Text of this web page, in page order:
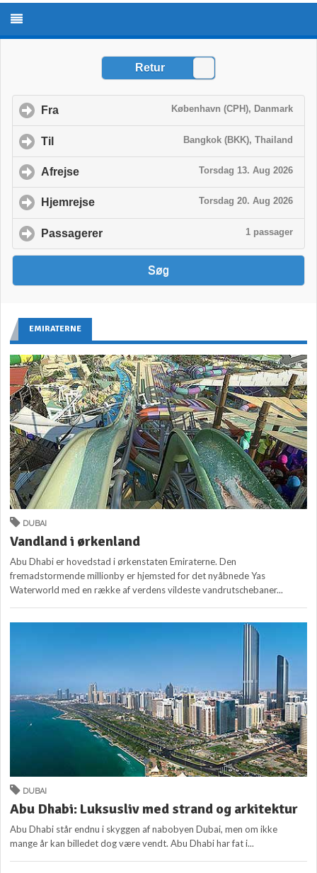
EMIRATERNE
DUBAI
Vandland i ørkenland
Abu Dhabi er hovedstad i ørkenstaten Emiraterne. Den
fremadstormende millionby er hjemsted for det nyåbnede Yas
Waterworld med en række af verdens vildeste vandrutschebaner...
DUBAI
Abu Dhabi: Luksusliv med strand og arkitektur
Abu Dhabi står endnu i skyggen af nabobyen Dubai, men om ikke
mange år kan billedet dog være vendt. Abu Dhabi har fat i...